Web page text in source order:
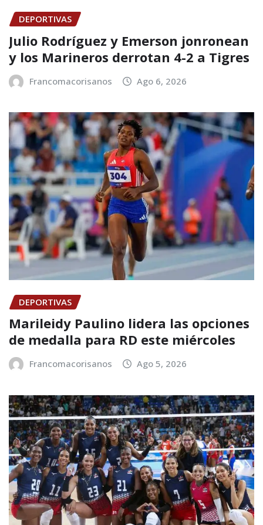
DEPORTIVAS
Julio Rodríguez y Emerson jonronean
y los Marineros derrotan 4-2 a Tigres
Francomacorisanos Ago 6, 2026
DEPORTIVAS
Marileidy Paulino lidera las opciones
de medalla para RD este miércoles
Francomacorisanos Ago 5, 2026